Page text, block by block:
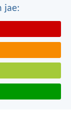
jae: